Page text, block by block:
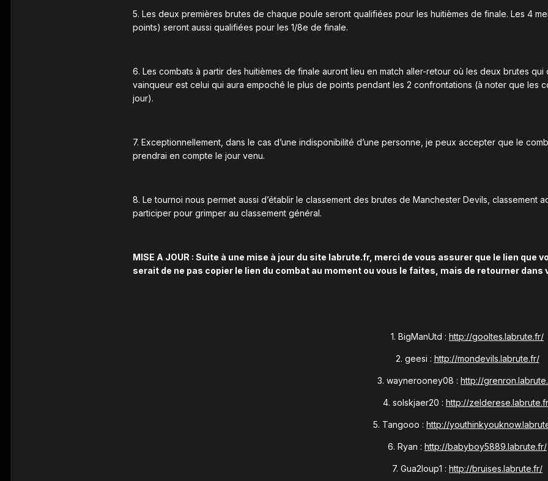
5. Les deux premières brutes de chaque poule seront qualifiées pour les huitièmes de finale. Les 4
points) seront aussi qualifiées pour les 1/8e de finale.
6. Les combats à partir des huitièmes de finale auront lieu en match aller-retour où les deux brutes
vainqueur est celui qui aura empoché le plus de points pendant les 2 confrontations (à noter que les
jour).
7. Exceptionnellement, dans le cas d’une indisponibilité d’une personne, je peux accepter que le
prendrai en compte le jour venu.
8. Le tournoi nous permet aussi d’établir le classement des brutes de Manchester Devils, classement
participer pour grimper au classement général.
MISE A JOUR : Suite à une mise à jour du site labrute.fr, merci de vous assurer que le lien que
serait de ne pas copier le lien du combat au moment ou vous le faites, mais de retourner
1. BigManUtd : http://gooltes.labrute.fr/
2. geesi : http://mondevils.labrute.fr/
3. waynerooney08 : http://
4. solskjaer20 : http://
5. Tangooo : http://
6. Ryan : http://babyboy5889.labrute.fr/
7. Gua2loup1 : http://bruises.labrute.fr/